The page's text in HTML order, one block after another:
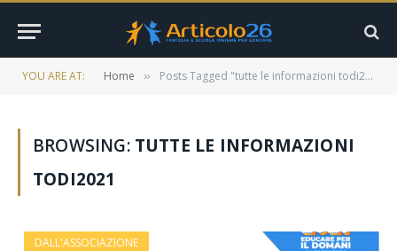
YOU ARE AT: Home » Posts Tagged "tutte le informazioni todi2021"
BROWSING: TUTTE LE INFORMAZIONI
TODI2021
DALL'ASSOCIAZIONE